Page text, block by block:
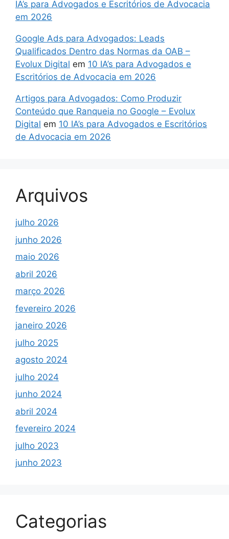
IA’s para Advogados e Escritórios de Advocacia
em 2026
Google Ads para Advogados: Leads
Qualificados Dentro das Normas da OAB –
Evolux Digital em 10 IA’s para Advogados e
Escritórios de Advocacia em 2026
Artigos para Advogados: Como Produzir
Conteúdo que Ranqueia no Google – Evolux
Digital em 10 IA’s para Advogados e Escritórios
de Advocacia em 2026
Arquivos
julho 2026
junho 2026
maio 2026
abril 2026
março 2026
fevereiro 2026
janeiro 2026
julho 2025
agosto 2024
julho 2024
junho 2024
abril 2024
fevereiro 2024
julho 2023
junho 2023
Categorias